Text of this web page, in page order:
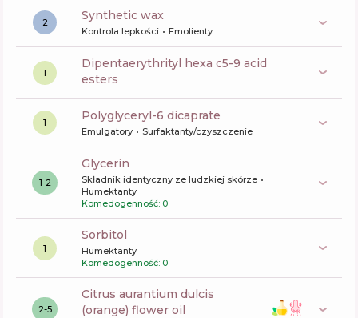
2 synthetic wax
Kontrola lepkości Emolienty
1
dipentaerythrityl hexa c5-9 acid
esters
1 polyglyceryl-6 dicaprate
Emulgatory Surfaktanty/czyszczenie
1-2
glycerin
Składnik identyczny ze ludzkiej skórze
Humektanty
Komedogenność: 0
1
sorbitol
Humektanty
Komedogenność: 0
2-5
citrus aurantium dulcis
(orange) flower oil